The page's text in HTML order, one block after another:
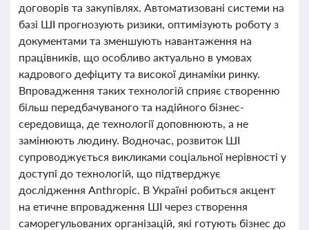
договорів та закупівлях. Автоматизовані системи на
базі ШІ прогнозують ризики, оптимізують роботу з
документами та зменшують навантаження на
працівників, що особливо актуально в умовах
кадрового дефіциту та високої динаміки ринку.
Впровадження таких технологій сприяє створенню
більш передбачуваного та надійного бізнес-
середовища, де технології доповнюють, а не
замінюють людину. Водночас, розвиток ШІ
супроводжується викликами соціальної нерівності у
доступі до технологій, що підтверджує
дослідження Anthropic. В Україні робиться акцент
на етичне впровадження ШІ через створення
саморегульованих організацій, які готують бізнес до